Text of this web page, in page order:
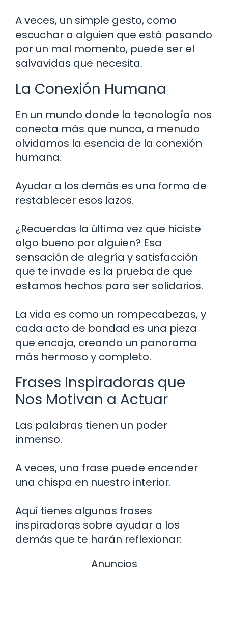
A veces, un simple gesto, como
escuchar a alguien que está pasando
por un mal momento, puede ser el
salvavidas que necesita.
La Conexión Humana
En un mundo donde la tecnología nos
conecta más que nunca, a menudo
olvidamos la esencia de la conexión
humana.
Ayudar a los demás es una forma de
restablecer esos lazos.
¿Recuerdas la última vez que hiciste
algo bueno por alguien? Esa
sensación de alegría y satisfacción
que te invade es la prueba de que
estamos hechos para ser solidarios.
La vida es como un rompecabezas, y
cada acto de bondad es una pieza
que encaja, creando un panorama
más hermoso y completo.
Frases Inspiradoras que
Nos Motivan a Actuar
Las palabras tienen un poder
inmenso.
A veces, una frase puede encender
una chispa en nuestro interior.
Aquí tienes algunas frases
inspiradoras sobre ayudar a los
demás que te harán reflexionar:
Anuncios